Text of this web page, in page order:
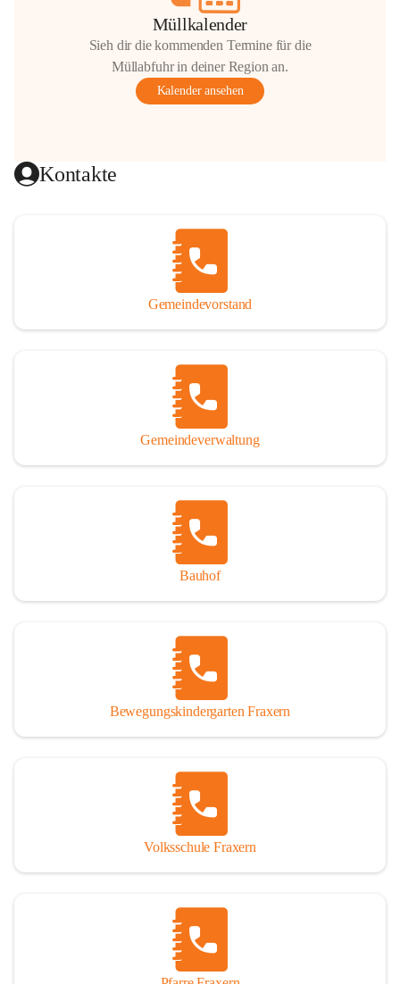
Müllkalender
Sieh dir die kommenden Termine für die
Müllabfuhr in deiner Region an.
Kalender ansehen
Kontakte
Gemeindevorstand
Gemeindeverwaltung
Bauhof
Bewegungskindergarten Fraxern
Volksschule Fraxern